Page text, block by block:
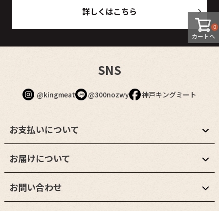
カートへ
0
詳しくはこちら
SNS
@kingmeat @300nozwy 神戸キングミート
お支払いについて
お届けについて
お問い合わせ